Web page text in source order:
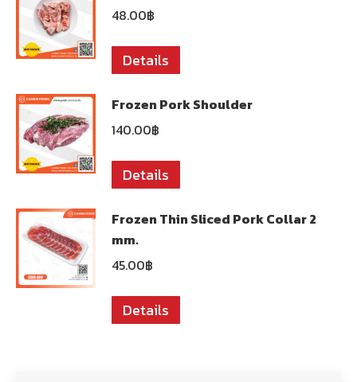
48.00฿
Details
Frozen Pork Shoulder
140.00฿
Details
Frozen Thin Sliced Pork Collar ​​2
mm.
45.00฿
Details